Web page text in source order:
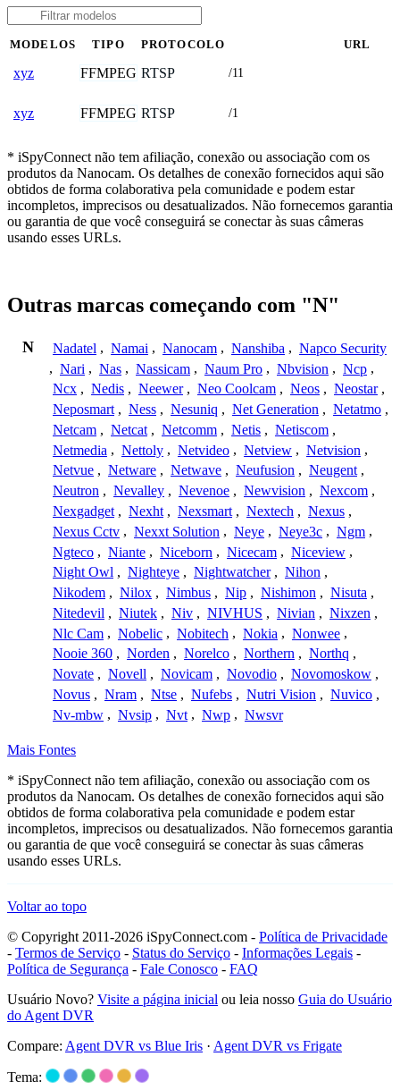
MODELOS TIPO PROTOCOLO URL
xyz FFMPEG RTSP /11
xyz FFMPEG RTSP /1
* iSpyConnect não tem afiliação, conexão ou associação com os
produtos da Nanocam. Os detalhes de conexão fornecidos aqui são
obtidos de forma colaborativa pela comunidade e podem estar
incompletos, imprecisos ou desatualizados. Não fornecemos garantia
ou garantia de que você conseguirá se conectar às suas câmeras
usando esses URLs.
Outras marcas começando com "N"
N Nadatel , Namai , Nanocam , Nanshiba , Napco Security
, Nari , Nas , Nassicam , Naum Pro , Nbvision , Ncp ,
Ncx , Nedis , Neewer , Neo Coolcam , Neos , Neostar ,
Neposmart , Ness , Nesuniq , Net Generation , Netatmo ,
Netcam , Netcat , Netcomm , Netis , Netiscom ,
Netmedia , Nettoly , Netvideo , Netview , Netvision ,
Netvue , Netware , Netwave , Neufusion , Neugent ,
Neutron , Nevalley , Nevenoe , Newvision , Nexcom ,
Nexgadget , Nexht , Nexsmart , Nextech , Nexus ,
Nexus Cctv , Nexxt Solution , Neye , Neye3c , Ngm ,
Ngteco , Niante , Niceborn , Nicecam , Niceview ,
Night Owl , Nighteye , Nightwatcher , Nihon ,
Nikodem , Nilox , Nimbus , Nip , Nishimon , Nisuta ,
Nitedevil , Niutek , Niv , NIVHUS , Nivian , Nixzen ,
Nlc Cam , Nobelic , Nobitech , Nokia , Nonwee ,
Nooie 360 , Norden , Norelco , Northern , Northq ,
Novate , Novell , Novicam , Novodio , Novomoskow ,
Novus , Nram , Ntse , Nufebs , Nutri Vision , Nuvico ,
Nv-mbw , Nvsip , Nvt , Nwp , Nwsvr
Mais Fontes
* iSpyConnect não tem afiliação, conexão ou associação com os
produtos da Nanocam. Os detalhes de conexão fornecidos aqui são
obtidos de forma colaborativa pela comunidade e podem estar
incompletos, imprecisos ou desatualizados. Não fornecemos garantia
ou garantia de que você conseguirá se conectar às suas câmeras
usando esses URLs.
Voltar ao topo
© Copyright 2011-2026 iSpyConnect.com - Política de Privacidade
- Termos de Serviço - Status do Serviço - Informações Legais -
Política de Segurança - Fale Conosco - FAQ
Usuário Novo? Visite a página inicial ou leia nosso Guia do Usuário
do Agent DVR
Compare: Agent DVR vs Blue Iris · Agent DVR vs Frigate
Tema: